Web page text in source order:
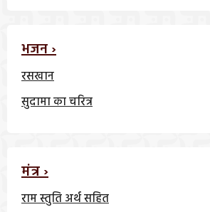
भजन ›
रसखान
सुदामा का चरित्र
मंत्र ›
राम स्तुति अर्थ सहित